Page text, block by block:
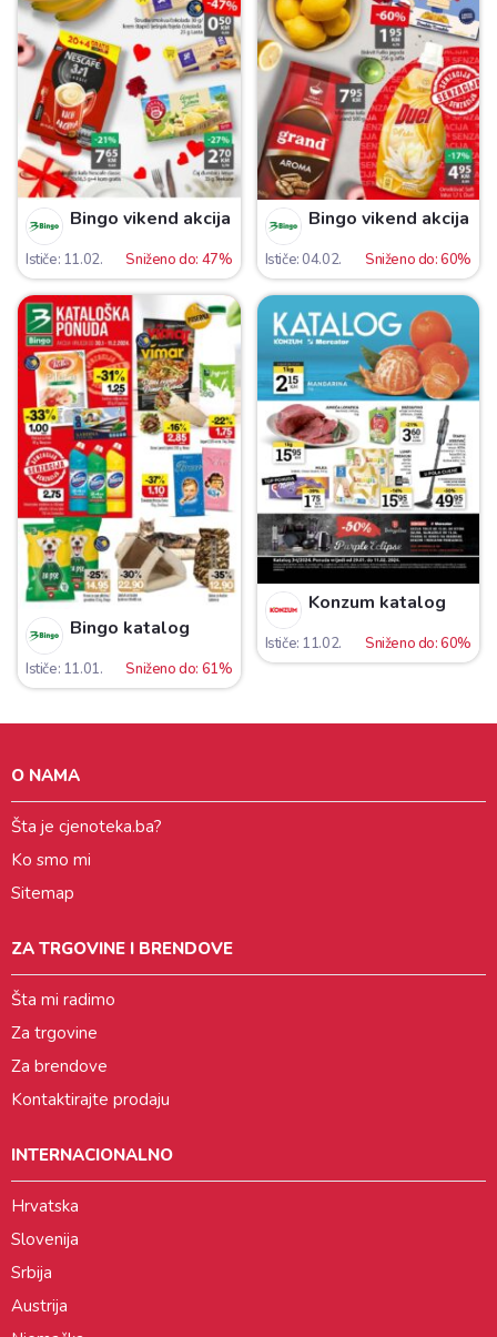
Bingo vikend akcija
Ističe: 11.02. Sniženo do: 47%
Bingo vikend akcija
Ističe: 04.02. Sniženo do: 60%
Bingo katalog
Ističe: 11.01. Sniženo do: 61%
Konzum katalog
Ističe: 11.02. Sniženo do: 60%
O NAMA
Šta je cjenoteka.ba?
Ko smo mi
Sitemap
ZA TRGOVINE I BRENDOVE
Šta mi radimo
Za trgovine
Za brendove
Kontaktirajte prodaju
INTERNACIONALNO
Hrvatska
Slovenija
Srbija
Austrija